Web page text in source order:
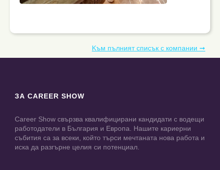
Kъм пълният списък с компании ➞
ЗА CAREER SHOW
Career Show свързва квалифицирани кандидати с водещи
работодатели в България и Европа. Нашите кариерни
събития са за всеки, който търси мечтаната нова работа и
иска да разгърне целия си потенциал.